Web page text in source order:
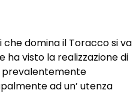
domina il Toracco si va
ha visto la realizzazione di
prevalentemente
ad un’ utenza